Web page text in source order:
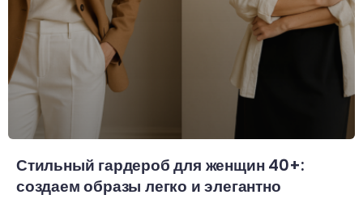
Стильный гардероб для женщин 40+:
создаем образы легко и элегантно